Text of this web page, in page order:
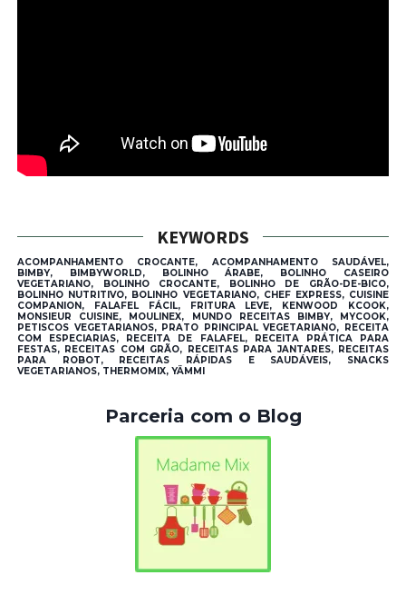
KEYWORDS
ACOMPANHAMENTO CROCANTE, ACOMPANHAMENTO SAUDÁVEL,
BIMBY, BIMBYWORLD, BOLINHO ÁRABE, BOLINHO CASEIRO
VEGETARIANO, BOLINHO CROCANTE, BOLINHO DE GRÃO-DE-BICO,
BOLINHO NUTRITIVO, BOLINHO VEGETARIANO, CHEF EXPRESS, CUISINE
COMPANION, FALAFEL FÁCIL, FRITURA LEVE, KENWOOD KCOOK,
MONSIEUR CUISINE, MOULINEX, MUNDO RECEITAS BIMBY, MYCOOK,
PETISCOS VEGETARIANOS, PRATO PRINCIPAL VEGETARIANO, RECEITA
COM ESPECIARIAS, RECEITA DE FALAFEL, RECEITA PRÁTICA PARA
FESTAS, RECEITAS COM GRÃO, RECEITAS PARA JANTARES, RECEITAS
PARA ROBOT, RECEITAS RÁPIDAS E SAUDÁVEIS, SNACKS
VEGETARIANOS, THERMOMIX, YÄMMI
Parceria com o Blog